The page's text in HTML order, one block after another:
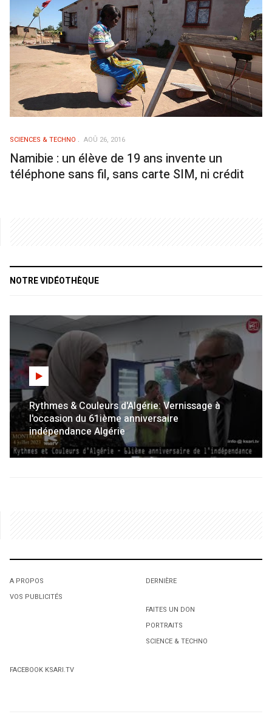
SCIENCES & TECHNO AOÛ 26, 2016
Namibie : un élève de 19 ans invente un
téléphone sans fil, sans carte SIM, ni crédit
NOTRE VIDÉOTHÈQUE
Rythmes & Couleurs d'Algérie: Vernissage à
l'occasion du 61ième anniversaire
indépendance Algérie
A PROPOS
VOS PUBLICITÉS
DERNIÈRE
FAITES UN DON
PORTRAITS
SCIENCE & TECHNO
FACEBOOK KSARI.TV